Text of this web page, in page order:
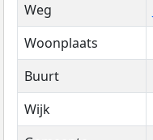
Weg
Woonplaats
Buurt
Wijk